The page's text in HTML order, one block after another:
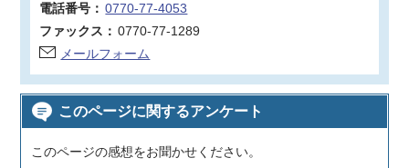
電話番号： 0770-77-4053
ファックス： 0770-77-1289
メールフォーム
このページに関するアンケート
このページの感想をお聞かせください。